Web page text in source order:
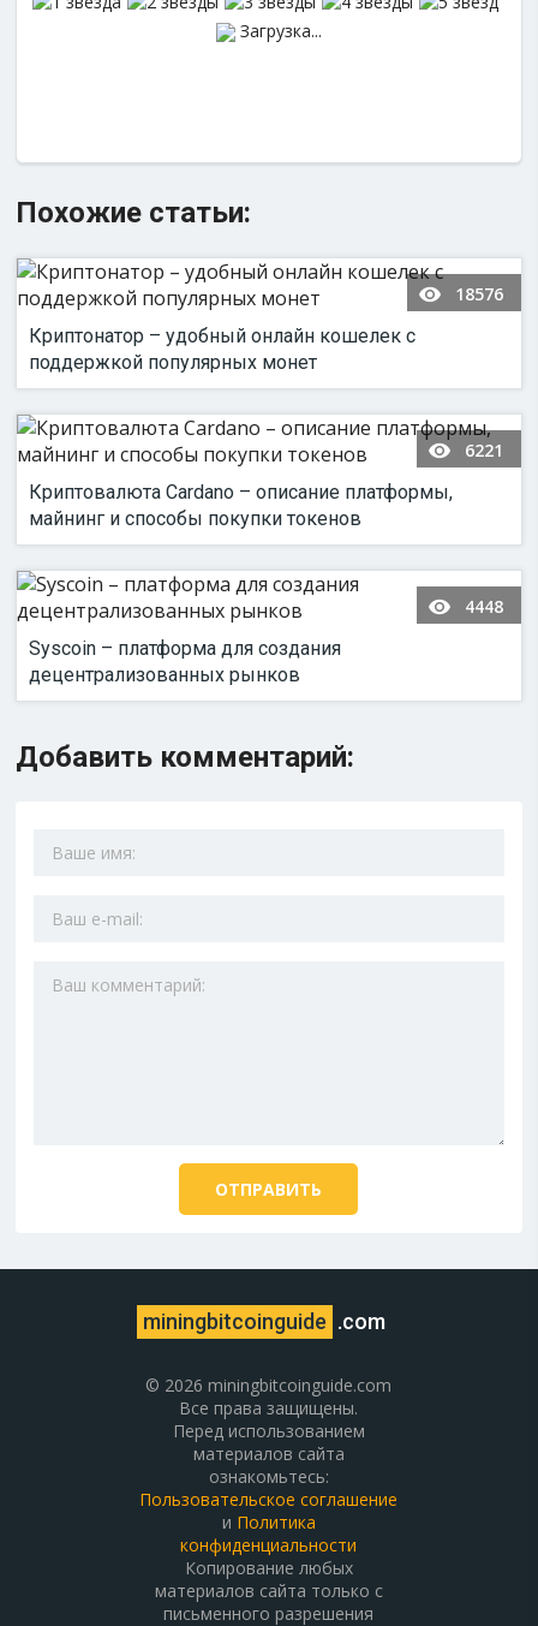
Загрузка...
Похожие статьи:
18576
Криптонатор – удобный онлайн кошелек с
поддержкой популярных монет
6221
Криптовалюта Cardano – описание платформы,
майнинг и способы покупки токенов
4448
Syscoin – платформа для создания
децентрализованных рынков
Добавить комментарий:
miningbitcoinguide .com
© 2026 miningbitcoinguide.com
Все права защищены.
Перед использованием
материалов сайта
ознакомьтесь:
Пользовательское соглашение
и Политика
конфиденциальности
Копирование любых
материалов сайта только с
письменного разрешения